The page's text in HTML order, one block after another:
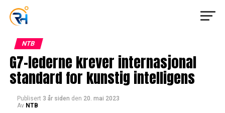
NTB
G7-lederne krever internasjonal
standard for kunstig intelligens
Publisert 3 år siden den 20. mai 2023
Av NTB